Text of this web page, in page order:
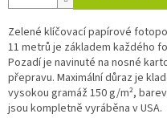
Zelené klíčovací papírové
11 metrů je základem každého
Pozadí je navinuté na nosné
přepravu. Maximální důraz je
vysokou gramáž 150 g/m²,
jsou kompletně vyráběna v USA.